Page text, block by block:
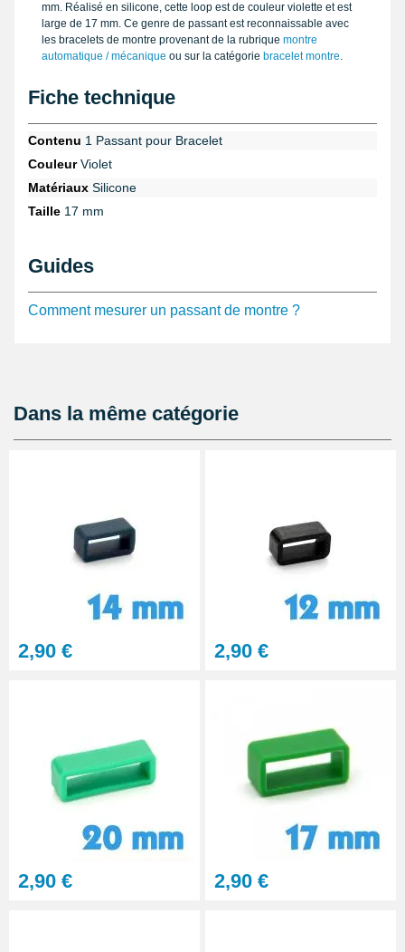
mm. Réalisé en silicone, cette loop est de couleur violette et est
large de 17 mm. Ce genre de passant est reconnaissable avec
les bracelets de montre provenant de la rubrique montre
automatique / mécanique ou sur la catégorie bracelet montre.
Fiche technique
Contenu 1 Passant pour Bracelet
CouleurViolet
Matériaux Silicone
Taille 17 mm
Guides
Comment mesurer un passant de montre ?
Dans la même catégorie
2,90 € 2,90 €
2,90 € 2,90 €